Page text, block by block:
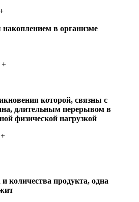
в организме
+
которой, связны с
длительным перерывом в
физической нагрузкой
количества продукта, одна